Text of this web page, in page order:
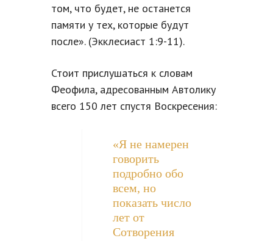
том, что будет, не останется
памяти у тех, которые будут
после». (Экклесиаст 1:9-11).
Стоит прислушаться к словам
Феофила, адресованным Автолику
всего 150 лет спустя Воскресения:
«Я не намерен
говорить
подробно обо
всем, но
показать число
лет от
Сотворения